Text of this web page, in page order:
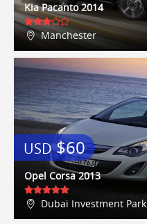
Kia Pacanto 2014
Manchester
USD$60
Opel Corsa 2013
Dubai Investment Park